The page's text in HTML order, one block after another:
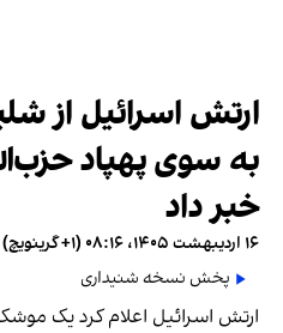
ارتش اسرائیل از
به سوی پهپاد
خبر داد
۱۶ اردیبهشت ۱۴۰۵، ۰۸:۱۶ (‎+۱ گرینویچ)
پخش نسخه شنیداری
ارتش اسرائیل اعلام کرد یک